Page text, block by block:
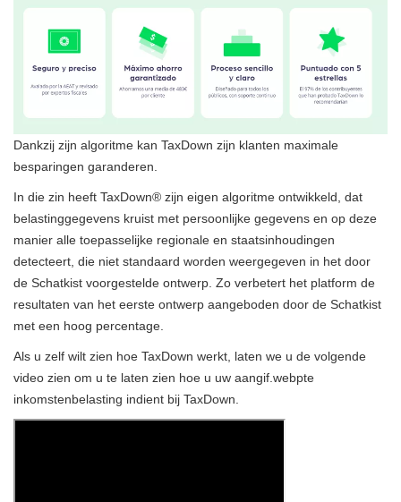
Dankzij zijn algoritme kan TaxDown zijn klanten maximale
besparingen garanderen.
In die zin heeft TaxDown® zijn eigen algoritme ontwikkeld, dat
belastinggegevens kruist met persoonlijke gegevens en op deze
manier alle toepasselijke regionale en staatsinhoudingen
detecteert, die niet standaard worden weergegeven in het door
de Schatkist voorgestelde ontwerp. Zo verbetert het platform de
resultaten van het eerste ontwerp aangeboden door de Schatkist
met een hoog percentage.
Als u zelf wilt zien hoe TaxDown werkt, laten we u de volgende
video zien om u te laten zien hoe u uw aangif.webpte
inkomstenbelasting indient bij TaxDown.